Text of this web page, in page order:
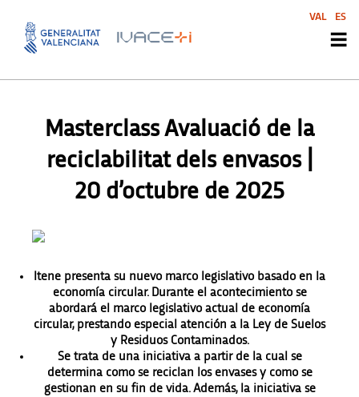
AGENDA,AGENDA ,AGENDA,
Masterclass Avaluació de la
reciclabilitat dels envasos |
20 d’octubre de 2025
Itene presenta su nuevo marco legislativo basado en la
economía circular. Durante el acontecimiento se
abordará el marco legislativo actual de economía
circular, prestando especial atención a la Ley de Suelos
y Residuos Contaminados.
Se trata de una iniciativa a partir de la cual se
determina como se reciclan los envases y como se
gestionan en su fin de vida. Además, la iniciativa se
VAL ES